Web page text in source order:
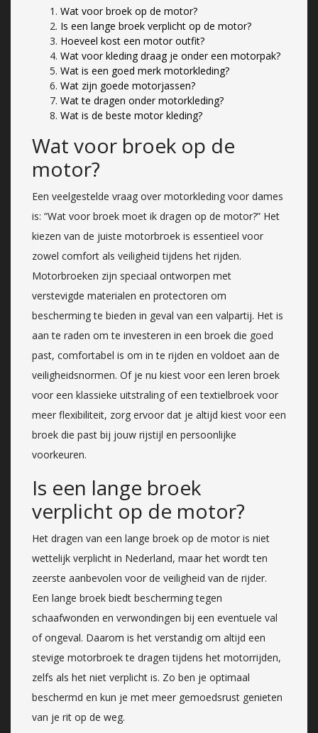
Wat voor broek op de motor?
Is een lange broek verplicht op de motor?
Hoeveel kost een motor outfit?
Wat voor kleding draag je onder een motorpak?
Wat is een goed merk motorkleding?
Wat zijn goede motorjassen?
Wat te dragen onder motorkleding?
Wat is de beste motor kleding?
Wat voor broek op de
motor?
Een veelgestelde vraag over motorkleding voor dames
is: “Wat voor broek moet ik dragen op de motor?” Het
kiezen van de juiste motorbroek is essentieel voor
zowel comfort als veiligheid tijdens het rijden.
Motorbroeken zijn speciaal ontworpen met
verstevigde materialen en protectoren om
bescherming te bieden in geval van een valpartij. Het is
aan te raden om te investeren in een broek die goed
past, comfortabel is om in te rijden en voldoet aan de
veiligheidsnormen. Of je nu kiest voor een leren broek
voor een klassieke uitstraling of een textielbroek voor
meer flexibiliteit, zorg ervoor dat je altijd kiest voor een
broek die past bij jouw rijstijl en persoonlijke
voorkeuren.
Is een lange broek
verplicht op de motor?
Het dragen van een lange broek op de motor is niet
wettelijk verplicht in Nederland, maar het wordt ten
zeerste aanbevolen voor de veiligheid van de rijder.
Een lange broek biedt bescherming tegen
schaafwonden en verwondingen bij een eventuele val
of ongeval. Daarom is het verstandig om altijd een
stevige motorbroek te dragen tijdens het motorrijden,
zelfs als het niet verplicht is. Zo ben je optimaal
beschermd en kun je met meer gemoedsrust genieten
van je rit op de weg.